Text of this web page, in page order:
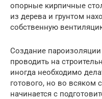
опорные кирпичные
из дерева и грунтом
собственную
Создание
проводить на
иногда необходимо
готового, но во всяком
начинается с